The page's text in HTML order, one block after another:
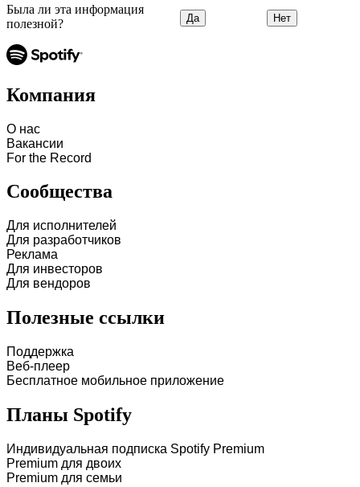
Была ли эта информация
полезной?
Да Нет
Компания
О нас
Вакансии
For the Record
Сообщества
Для исполнителей
Для разработчиков
Реклама
Для инвесторов
Для вендоров
Полезные ссылки
Поддержка
Веб-плеер
Бесплатное мобильное приложение
Планы Spotify
Индивидуальная подписка Spotify Premium
Premium для двоих
Premium для семьи